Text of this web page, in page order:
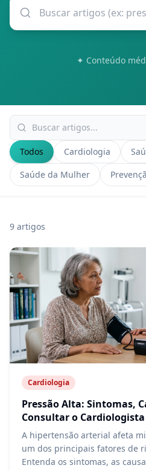
✦ Conteúdo
Todos Cardiologia
Saúde da Mulher
9 artigos
Cardiologia
Pressão Alta: Sintomas,
Consultar o Cardiologista
A hipertensão arterial afeta
um dos principais fatores de
Entenda os sintomas, as